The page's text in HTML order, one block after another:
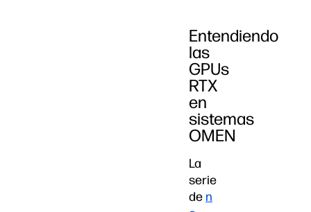
Entendiendo
las
GPUs
RTX
en
sistemas
OMEN
La
serie
de n